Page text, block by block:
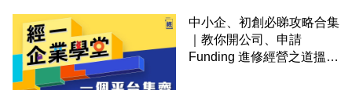
中小企、初創必睇攻略合集
｜教你開公司、申請
Funding 進修經營之道搵大